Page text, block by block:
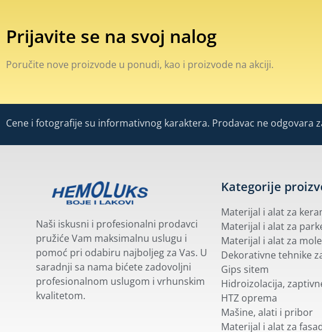
Prijavite se na svoj nalog
Poručite nove proizvode u ponudi, kao i proizvode na akciji.
Cene i fotografije su informativnog karaktera. Prodavac ne odgovara
Naši iskusni i profesionalni prodavci
pružiće Vam maksimalnu uslugu i
pomoć pri odabiru najboljeg za Vas. U
saradnji sa nama bićete zadovoljni
profesionalnom uslugom i vrhunskim
kvalitetom.
Kategorije
Materijal i alat za
Materijal i alat za
Materijal i alat za
Dekorativne tehnike
Gips sitem
Hidroizolacija,
HTZ oprema
Mašine, alati i pribor
Materijal i alat za